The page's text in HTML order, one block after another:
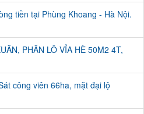
tiền tại Phùng Khoang - Hà Nội.
PHÂN LÔ VỈA HÈ 50M2 4T,
công viên 66ha, mặt đại lộ